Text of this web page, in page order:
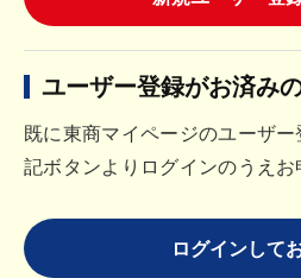
ユーザー登録がお済み
既に東商マイページのユーザ
記ボタンよりログインのうえお
ログインして